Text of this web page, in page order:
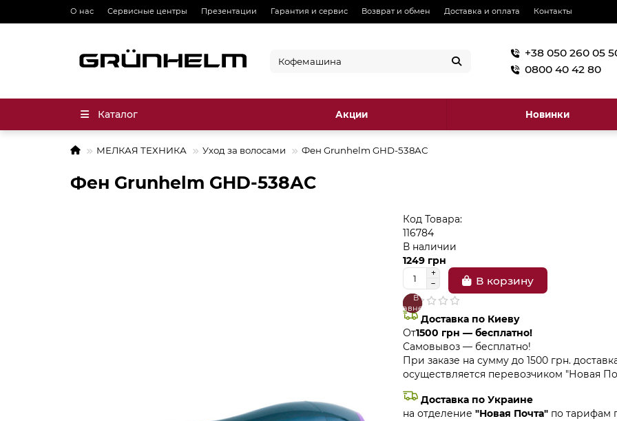
О нас Сервисные центры Презентации Гарантия и сервис Возврат и обмен Доставка и оплата Контакты
+38 050 260 05
0800 40 42 80
Каталог Акции Новинки
МЕЛКАЯ ТЕХНИКА Уход за волосами Фен Grunhelm GHD-538АС
Фен Grunhelm GHD-538АС
Код Товара:
116784
В наличии
1249 грн
В корзину
В
закладки
В
сравнение
Доставка по Киеву
От1500 грн — бесплатно!
Самовывоз — бесплатно!
При заказе на сумму до 1500 грн.
осуществляется перевозчиком "Новая
Доставка по Украине
на отделение"Новая Почта" по тарифам